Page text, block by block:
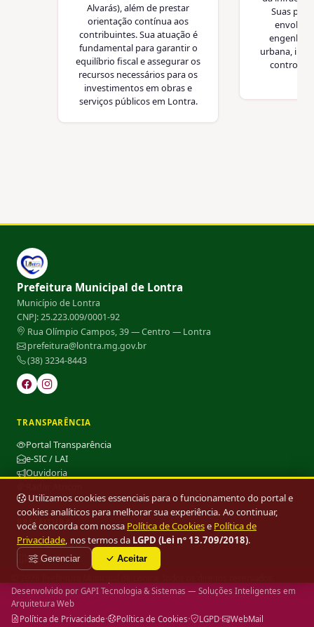
Alvarás), além de prestar
orientação contínua aos
contribuintes. Sua atuação é
fundamental para garantir o
equilíbrio fiscal e assegurar os
recursos necessários para os
investimentos em obras e
serviços públicos em Lontra.
Suas
urbana,
controle
Prefeitura Municipal de Lontra
Município de Lontra
CNPJ: 25.223.009/0001-92
Rua Olímpio Campos, 39 — Centro — Lontra
prefeitura@lontra.mg.gov.br
(38) 3234-8443
TRANSPARÊNCIA
Portal Transparência
e-SIC / LAI
Ouvidoria
PREFEITURA
Fale Conosco
Mapa do Site
Desenvolvido por GAPI Tecnologia & Sistemas — Soluções Inteligentes em
Arquitetura Web
Política de Privacidade· Política de Cookies· LGPD· WebMail
Utilizamos cookies essenciais para o funcionamento do portal e
cookies analíticos para melhorar sua experiência. Ao continuar,
você concorda com nossa Política de Cookiese Política de
Privacidade, nos termos da LGPD (Lei nº 13.709/2018).
Gerenciar Aceitar